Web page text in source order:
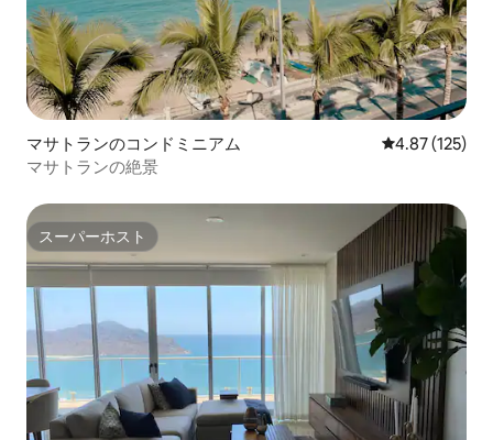
マサトランのコンドミニアム レビュー125
4.87 (125)
マサトランの絶景
スーパーホスト
スーパーホスト